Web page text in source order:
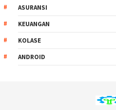
ASURANSI
KEUANGAN
KOLASE
ANDROID